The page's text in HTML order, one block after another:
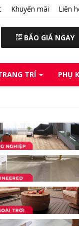
Khuyến mãi Liên
BÁO GIÁ NGAY
TRÍ PHỤ